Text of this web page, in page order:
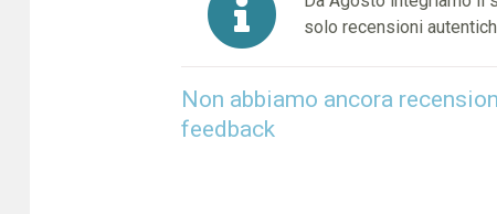
solo recensioni
Non abbiamo ancora
feedback